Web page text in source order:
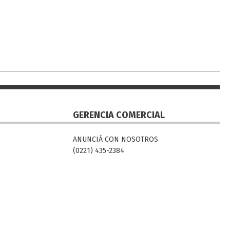
GERENCIA COMERCIAL
ANUNCIÁ CON NOSOTROS
(0221) 435-2384